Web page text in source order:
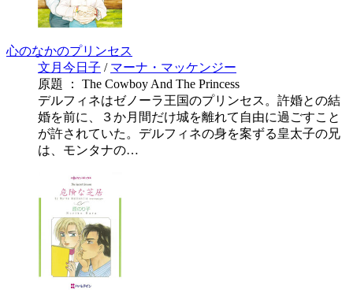
心のなかのプリンセス
文月今日子 / マーナ・マッケンジー
原題 ： The Cowboy And The Princess
デルフィネはゼノーラ王国のプリンセス。許婚との結
婚を前に、３か月間だけ城を離れて自由に過ごすこと
が許されていた。デルフィネの身を案ずる皇太子の兄
は、モンタナの…